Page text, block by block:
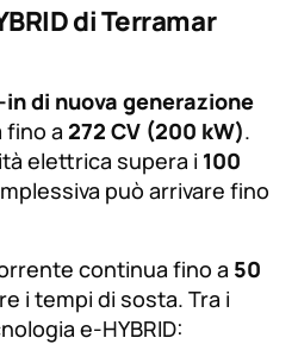
di Terramar
di nuova generazione
fino a 272 CV (200 kW).
elettrica supera i 100
può arrivare fino
continua fino a 50
i tempi di sosta. Tra i
e-HYBRID: